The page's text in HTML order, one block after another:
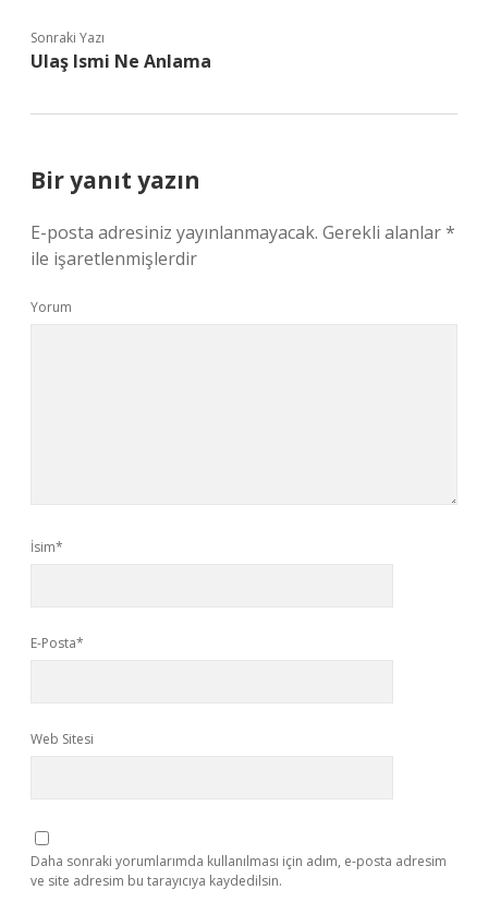
Sonraki Yazı
Ulaş Ismi Ne Anlama
Bir yanıt yazın
E-posta adresiniz yayınlanmayacak. Gerekli alanlar*
ile işaretlenmişlerdir
Yorum
İsim*
E-Posta*
Web Sitesi
Daha sonraki yorumlarımda kullanılması için adım, e-posta adresim
ve site adresim bu tarayıcıya kaydedilsin.